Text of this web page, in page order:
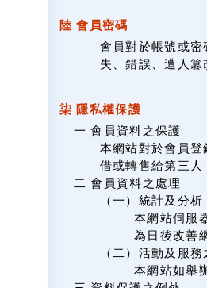
陸 會員密碼
會員對於帳號或
失、錯誤、遭人
柒 隱私權保護
一 會員資料之保護
本網站對於會員
借或轉售給第三人
二 會員資料之處理
（一）統計及分析
本網站伺服
為日後改善
（二）活動及服務
本網站如舉